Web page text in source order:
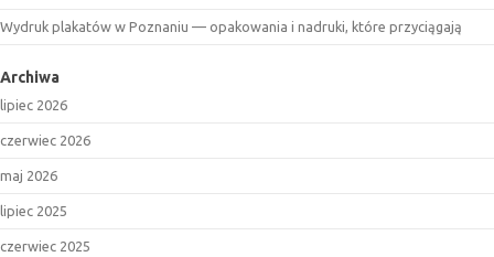
Wydruk plakatów w Poznaniu — opakowania i nadruki, które przyciągają
Archiwa
lipiec 2026
czerwiec 2026
maj 2026
lipiec 2025
czerwiec 2025